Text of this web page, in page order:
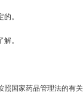
。
。
国家药品管理法的有